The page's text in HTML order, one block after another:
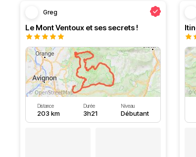
Greg
Le Mont Ventoux et ses secrets !
Distance
203 km
Durée
3h21
Niveau
Débutant